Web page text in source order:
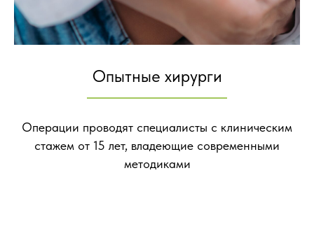
Опытные хирурги
Операции проводят специалисты с клиническим
стажем от 15 лет, владеющие современными
методиками